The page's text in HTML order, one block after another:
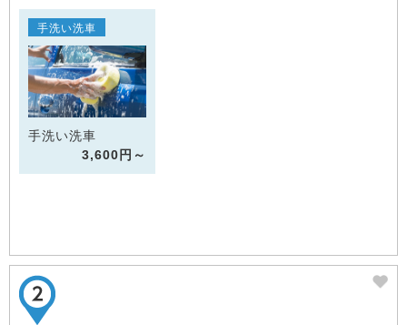
手洗い洗車
手洗い洗車
3,600円～